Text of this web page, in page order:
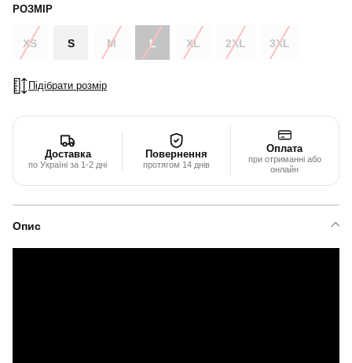
РОЗМІР
XS S M L XL 2XL 3XL
Підібрати розмір
Доставка
по Україні за 1-2 дні
Повернення
протягом 14 днів
Оплата
при отриманні або
онлайн
Опис